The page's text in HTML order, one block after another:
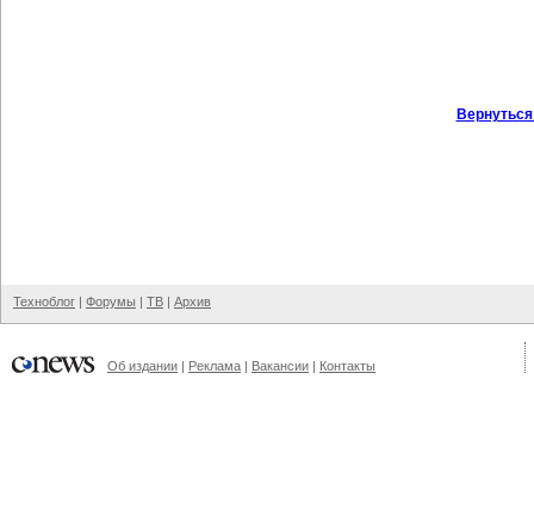
Техноблог | Форумы | ТВ | Архив
Об издании | Реклама | Вакансии | Контакты